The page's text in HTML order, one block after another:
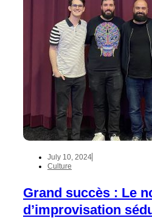
July 10, 2024
Culture
Grand succès : Le
d’improvisation